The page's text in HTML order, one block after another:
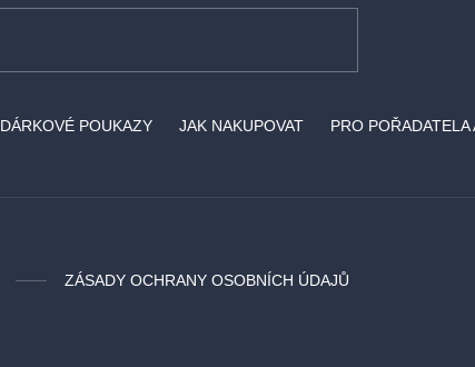
DÁRKOVÉ POUKAZY JAK NAKUPOVAT PRO POŘADATELA
ZÁSADY OCHRANY OSOBNÍCH ÚDAJŮ